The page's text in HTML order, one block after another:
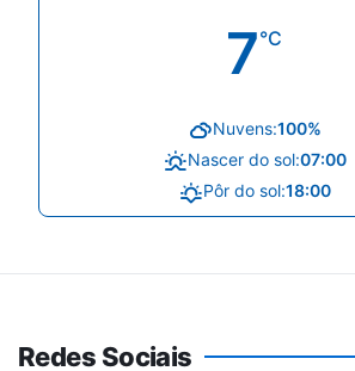
7°C
Nuvens:100%
Nascer do sol:07:00
Pôr do sol:18:00
Redes Sociais